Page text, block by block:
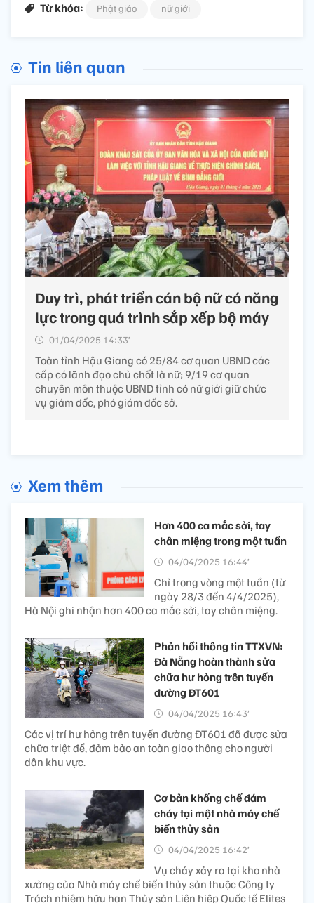
Từ khóa: Phật giáo nữ giới
Tin liên quan
Duy trì, phát triển cán bộ nữ có năng
lực trong quá trình sắp xếp bộ máy
01/04/2025 14:33’
Toàn tỉnh Hậu Giang có 25/84 cơ quan UBND các
cấp có lãnh đạo chủ chốt là nữ; 9/19 cơ quan
chuyên môn thuộc UBND tỉnh có nữ giới giữ chức
vụ giám đốc, phó giám đốc sở.
Xem thêm
Hơn 400 ca mắc sởi, tay
chân miệng trong một tuần
04/04/2025 16:44’
Chỉ trong vòng một tuần (từ
ngày 28/3 đến 4/4/2025),
Hà Nội ghi nhận hơn 400 ca mắc sởi, tay chân miệng.
Phản hồi thông tin TTXVN:
Đà Nẵng hoàn thành sửa
chữa hư hỏng trên tuyến
đường ĐT601
04/04/2025 16:43’
Các vị trí hư hỏng trên tuyến đường ĐT601 đã được sửa
chữa triệt để, đảm bảo an toàn giao thông cho người
dân khu vực.
Cơ bản khống chế đám
cháy tại một nhà máy chế
biến thủy sản
04/04/2025 16:42’
Vụ cháy xảy ra tại kho nhà
xưởng của Nhà máy chế biến thủy sản thuộc Công ty
Trách nhiệm hữu hạn Thủy sản Liên hiệp Quốc tế Elites